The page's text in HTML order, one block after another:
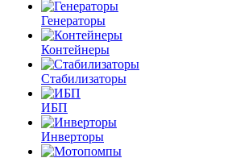
Генераторы
Контейнеры
Стабилизаторы
ИБП
Инверторы